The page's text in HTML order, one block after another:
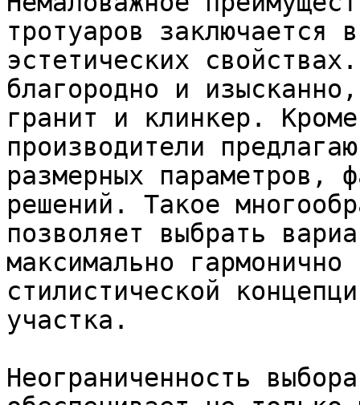
тротуаров заключается
эстетических
благородно и
гранит и клинкер.
производители
размерных параметров,
решений. Такое
позволяет выбрать
максимально гармонично
стилистической
участка.
Неограниченность